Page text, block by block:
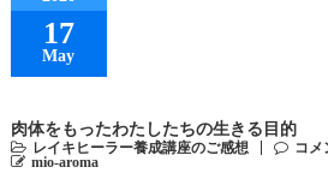
17
May
肉体をもったわたしたちの生きる目的
レイキヒーラー養成講座のご感想
コメ
mio-aroma